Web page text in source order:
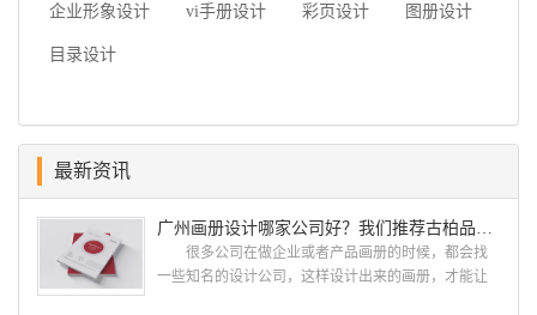
企业形象设计 vi手册设计 彩页设计 图册设计
目录设计
最新资讯
广州画册设计哪家公司好？我们推荐古柏品牌设计
很多公司在做企业或者产品画册的时候，都会找
一些知名的设计公司，这样设计出来的画册，才能让